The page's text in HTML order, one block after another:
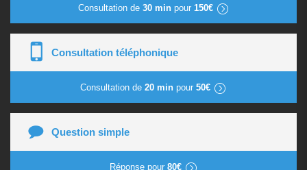
Consultation de 30 minpour 150€
Consultation téléphonique
Consultation de 20 min pour 50€
Question simple
Réponse pour 80€